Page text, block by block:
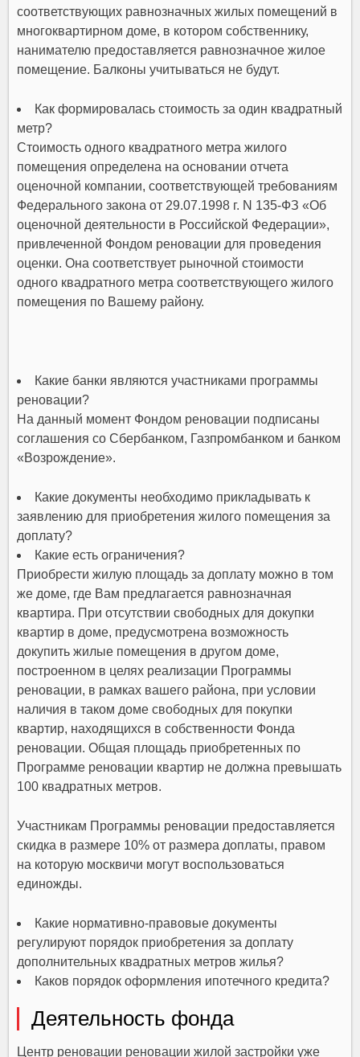
соответствующих равнозначных жилых помещений в
многоквартирном доме, в котором собственнику,
нанимателю предоставляется равнозначное жилое
помещение. Балконы учитываться не будут.
Как формировалась стоимость за один квадратный
метр?
Стоимость одного квадратного метра жилого
помещения определена на основании отчета
оценочной компании, соответствующей требованиям
Федерального закона от 29.07.1998 г. N 135-ФЗ «Об
оценочной деятельности в Российской Федерации»,
привлеченной Фондом реновации для проведения
оценки. Она соответствует рыночной стоимости
одного квадратного метра соответствующего жилого
помещения по Вашему району.
Какие банки являются участниками программы
реновации?
На данный момент Фондом реновации подписаны
соглашения со Сбербанком, Газпромбанком и банком
«Возрождение».
Какие документы необходимо прикладывать к
заявлению для приобретения жилого помещения за
доплату?
Какие есть ограничения?
Приобрести жилую площадь за доплату можно в том
же доме, где Вам предлагается равнозначная
квартира. При отсутствии свободных для докупки
квартир в доме, предусмотрена возможность
докупить жилые помещения в другом доме,
построенном в целях реализации Программы
реновации, в рамках вашего района, при условии
наличия в таком доме свободных для покупки
квартир, находящихся в собственности Фонда
реновации. Общая площадь приобретенных по
Программе реновации квартир не должна превышать
100 квадратных метров.
Участникам Программы реновации предоставляется
скидка в размере 10% от размера доплаты, правом
на которую москвичи могут воспользоваться
единожды.
Какие нормативно-правовые документы
регулируют порядок приобретения за доплату
дополнительных квадратных метров жилья?
Каков порядок оформления ипотечного кредита?
Деятельность фонда
Центр реновации реновации жилой застройки уже